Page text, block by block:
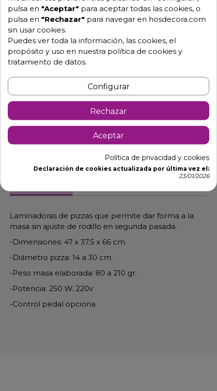
976 25 59 91
info@hosdecora.com
Hablemos
Pide tu presupuesto
Laminadoras de pizzas que permite dar forma a la
masa sin ajuste de rodillo en segunda pasada.
-Dimensiones: 47 x 37.5 x 66 cm.
-Diámetro pizza: 14 a 30 cm.
-Peso masa elaborada: 80 a 210 gr.
-Potencia: 250 W. 220v
-Control pedal opciona
pulsa en "Aceptar" para aceptar todas las cookies, o
pulsa en "Rechazar" para navegar en hosdecora.com
sin usar cookies.
Puedes ver toda la información, las cookies, el
propósito y uso en nuestra política de cookies y
tratamiento de datos.
Configurar
Rechazar
Aceptar
Política de privacidad y cookies
Declaración de cookies actualizada por última vez el:
23/01/2026